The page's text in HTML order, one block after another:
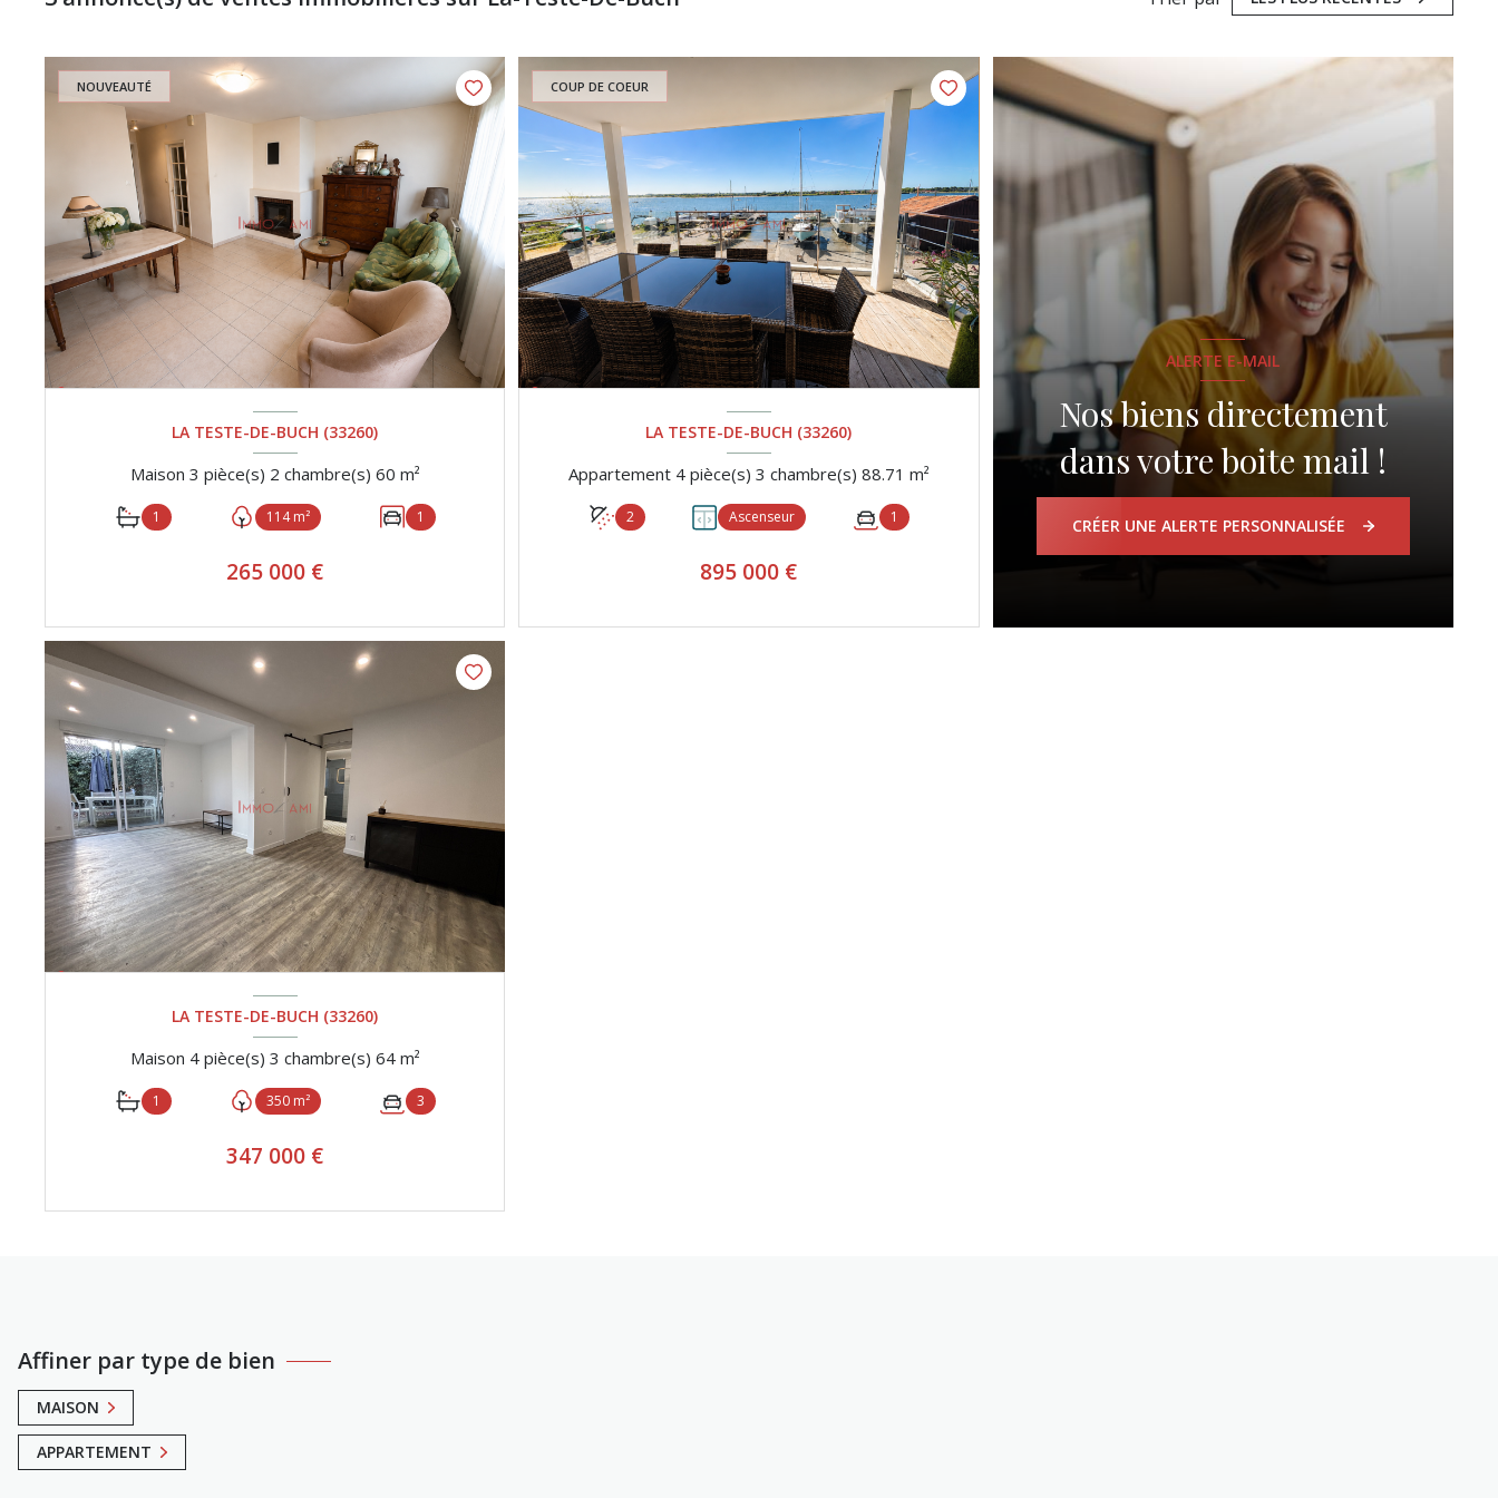
NOUVEAUTÉ
LA TESTE-DE-BUCH (33260)
Maison 3 pièce(s) 2 chambre(s) 60 m²
1 114 m² 1
265 000 €
VOIR LE BIEN
COUP DE COEUR
LA TESTE-DE-BUCH (33260)
Appartement 4 pièce(s) 3 chambre(s) 88.71 m²
2 Ascenseur 1
895 000 €
VOIR LE BIEN
ALERTE E-MAIL
Nos biens directement
dans votre boite mail !
CRÉER UNE ALERTE PERSONNALISÉE
LA TESTE-DE-BUCH (33260)
Maison 4 pièce(s) 3 chambre(s) 64 m²
1 350 m² 3
347 000 €
VOIR LE BIEN
Affiner par type de bien
MAISON
APPARTEMENT